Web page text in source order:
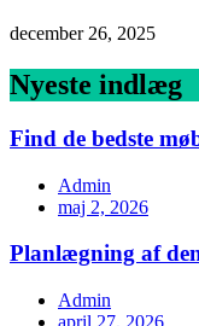
december 26, 2025
Nyeste indlæg
Find de bedste
Admin
maj 2, 2026
Planlægning af
Admin
april 27, 2026